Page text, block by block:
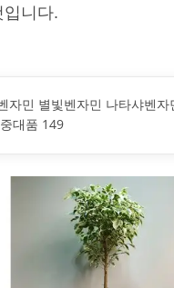
입니다.
자민 별빛벤자민 나타샤벤자
대품 149